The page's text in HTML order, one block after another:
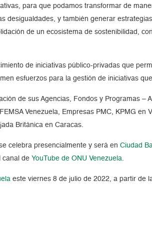
para que podamos transformar de
desigualdades, y también generar
de un ecosistema de sostenibilidad,
de iniciativas público-privadas que
esfuerzos para la gestión de iniciativas
de sus Agencias, Fondos y Programas –
FEMSA Venezuela, Empresas PMC, KPMG
Británica en Caracas.
celebra presencialmente y será enCiudad
canal deYouTube de ONU Venezuela
este viernes 8 de julio de 2022, a partir de